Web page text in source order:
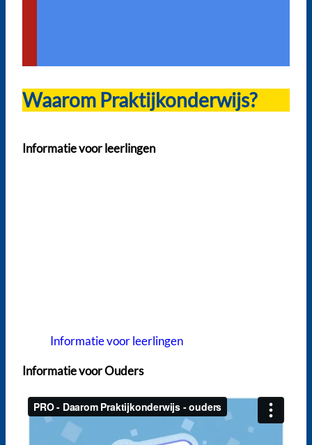
Waarom Praktijkonderwijs?
Informatie voor leerlingen
Informatie voor leerlingen
Informatie voor Ouders